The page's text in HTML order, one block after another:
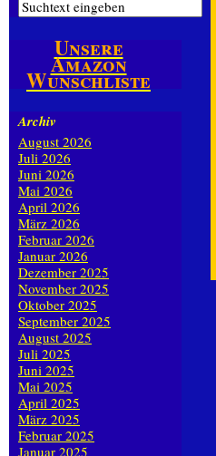
Unsere
Amazon
Wunschliste
Archiv
August 2026
Juli 2026
Juni 2026
Mai 2026
April 2026
März 2026
Februar 2026
Januar 2026
Dezember 2025
November 2025
Oktober 2025
September 2025
August 2025
Juli 2025
Juni 2025
Mai 2025
April 2025
März 2025
Februar 2025
Januar 2025